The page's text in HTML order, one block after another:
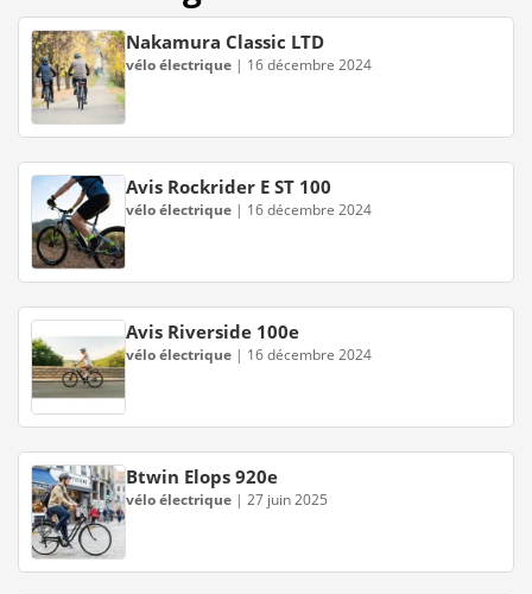
Nakamura Classic LTD
vélo électrique | 16 décembre 2024
Avis Rockrider E ST 100
vélo électrique | 16 décembre 2024
Avis Riverside 100e
vélo électrique | 16 décembre 2024
Btwin Elops 920e
vélo électrique | 27 juin 2025